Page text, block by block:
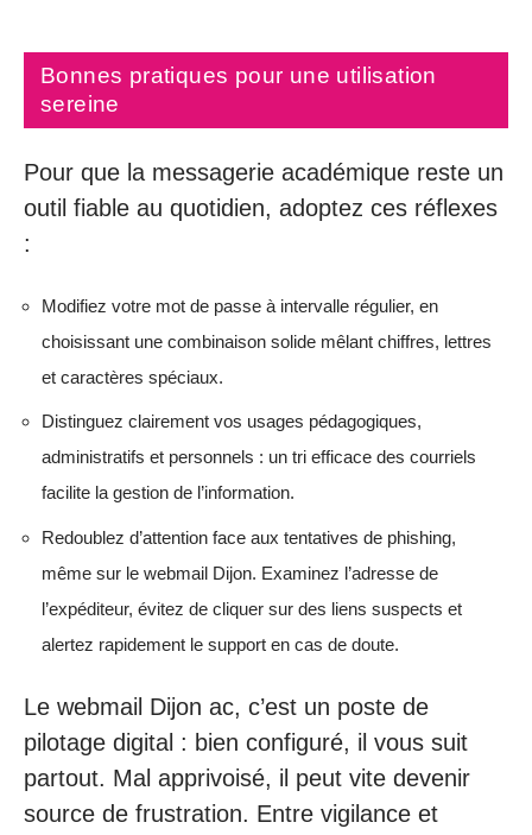
Bonnes pratiques pour une utilisation
sereine
Pour que la messagerie académique reste un
outil fiable au quotidien, adoptez ces réflexes
:
Modifiez votre mot de passe à intervalle régulier, en
choisissant une combinaison solide mêlant chiffres, lettres
et caractères spéciaux.
Distinguez clairement vos usages pédagogiques,
administratifs et personnels : un tri efficace des courriels
facilite la gestion de l’information.
Redoublez d’attention face aux tentatives de phishing,
même sur le webmail Dijon. Examinez l’adresse de
l’expéditeur, évitez de cliquer sur des liens suspects et
alertez rapidement le support en cas de doute.
Le webmail Dijon ac, c’est un poste de
pilotage digital : bien configuré, il vous suit
partout. Mal apprivoisé, il peut vite devenir
source de frustration. Entre vigilance et